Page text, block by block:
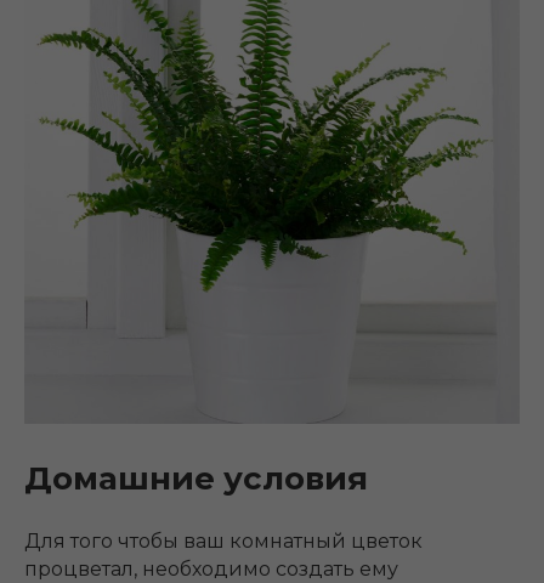
Домашние условия
Для того чтобы ваш комнатный цветок
процветал, необходимо создать ему